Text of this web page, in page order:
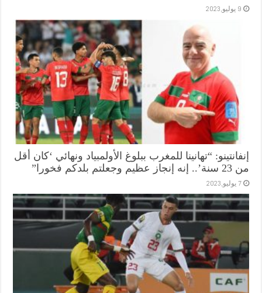
9 يوليو,2023
إنفانتينو: “تهانينا للمغرب ببلوغ الأولمبياد ونهائي ‘كان أقل
من 23 سنة’.. إنه إنجاز عظيم وجعلتم بلدكم فخورا”
7 يوليو,2023